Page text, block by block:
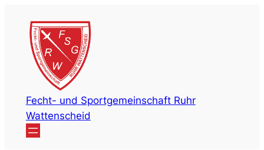
Inhalt
springen
Fecht- und Sportgemeinschaft Ruhr
Wattenscheid